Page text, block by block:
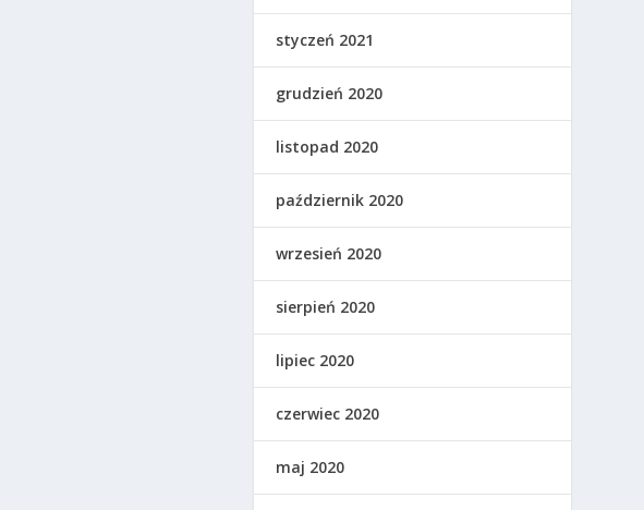
styczeń 2021
grudzień 2020
listopad 2020
październik 2020
wrzesień 2020
sierpień 2020
lipiec 2020
czerwiec 2020
maj 2020